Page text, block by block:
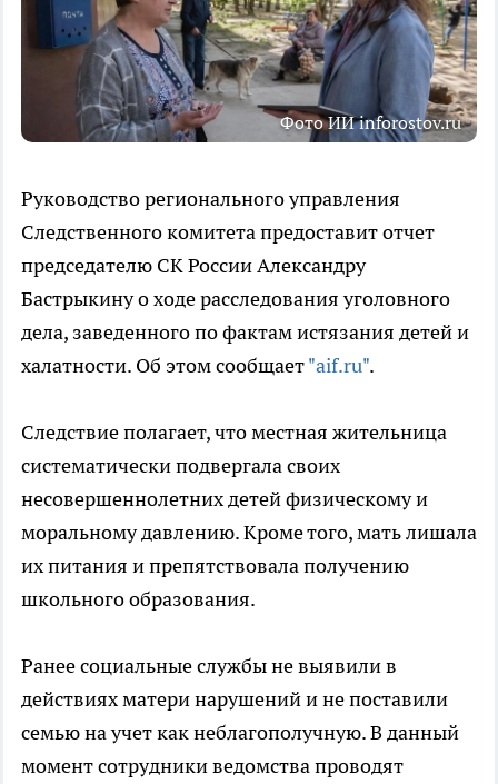
Фото ИИ inforostov.ru
Руководство регионального управления
Следственного комитета предоставит отчет
председателю СК России Александру
Бастрыкину о ходе расследования уголовного
дела, заведенного по фактам истязания детей и
халатности. Об этом сообщает"aif.ru".
Следствие полагает, что местная жительница
систематически подвергала своих
несовершеннолетних детей физическому и
моральному давлению. Кроме того, мать лишала
их питания и препятствовала получению
школьного образования.
Ранее социальные службы не выявили в
действиях матери нарушений и не поставили
семью на учет как неблагополучную. В данный
момент сотрудники ведомства проводят